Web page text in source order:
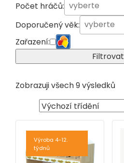
Počet hráčů:
Doporučený věk:
Zařazení:
Filtrovat
Zobrazuji všech 9 výsledků
Výroba 4-12.
týdnů